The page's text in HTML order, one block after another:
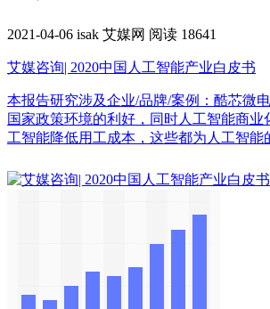
2021-04-06 isak 艾媒网 阅读 18641
艾媒咨询| 2020中国人工智能产业白皮书
本报告研究涉及企业/品牌/案例：酷芯微
国家政策环境的利好，同时人工智能商
工智能降低用工成本，这些都为人工智能